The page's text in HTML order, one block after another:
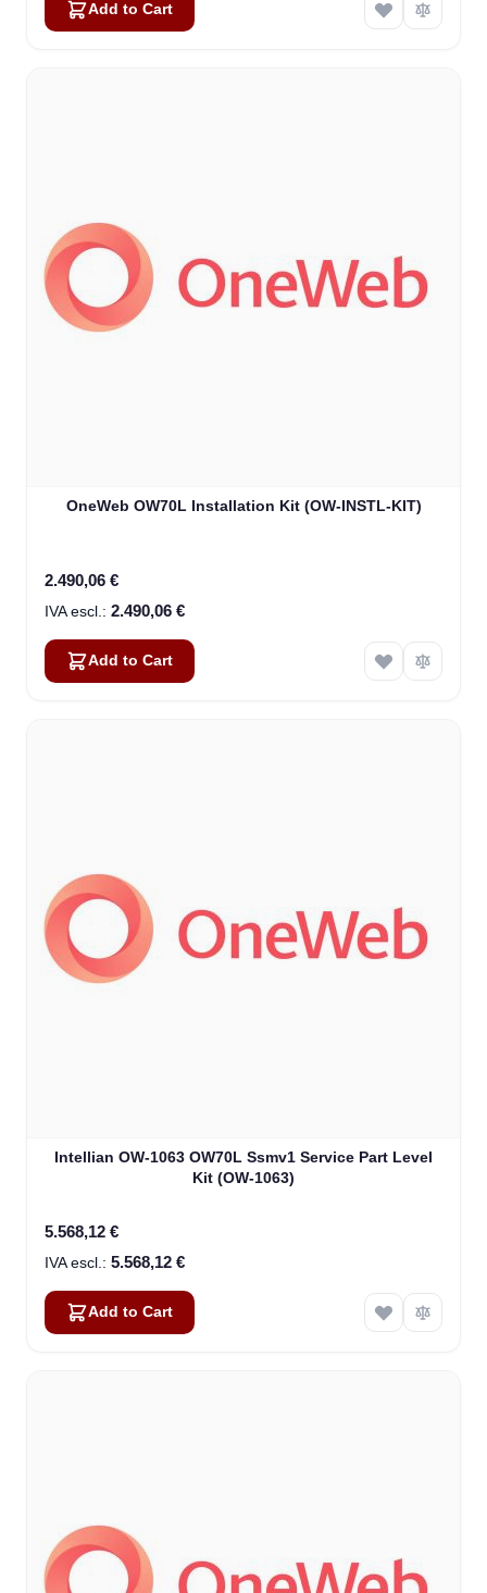
Add to Cart
OneWeb OW70L Installation Kit (OW-INSTL-KIT)
2.490,06 €
2.490,06 €
Add to Cart
Intellian OW-1063 OW70L Ssmv1 Service Part Level
Kit (OW-1063)
5.568,12 €
5.568,12 €
Add to Cart